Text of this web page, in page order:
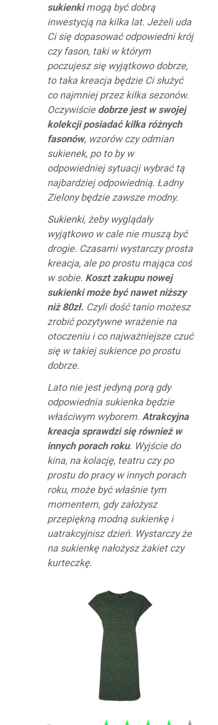
sukienkimogą być dobrą
inwestycją na kilka lat. Jeżeli uda
Ci się dopasować odpowiedni krój
czy fason, taki w którym
poczujesz się wyjątkowo dobrze,
to taka kreacja będzie Ci służyć
co najmniej przez kilka sezonów.
Oczywiście dobrze jest w swojej
kolekcji posiadać kilka różnych
fasonów, wzorów czy odmian
sukienek, po to by w
odpowiedniej sytuacji wybrać tą
najbardziej odpowiednią. Ładny
Zielony będzie zawsze modny.
Sukienki, żeby wyglądały
wyjątkowo w cale nie muszą być
drogie. Czasami wystarczy prosta
kreacja, ale po prostu mająca coś
w sobie. Koszt zakupu nowej
sukienki może być nawet niższy
niż 80zł. Czyli dość tanio możesz
zrobić pozytywne wrażenie na
otoczeniu i co najważniejsze czuć
się w takiej sukience po prostu
dobrze.
Lato nie jest jedyną porą gdy
odpowiednia sukienka będzie
właściwym wyborem. Atrakcyjna
kreacja sprawdzi się również w
innych porach roku. Wyjście do
kina, na kolację, teatru czy po
prostu do pracy w innych porach
roku, może być właśnie tym
momentem, gdy założysz
przepiękną modną sukienkę i
uatrakcyjnisz dzień. Wystarczy że
na sukienkę nałożysz żakiet czy
kurteczkę.